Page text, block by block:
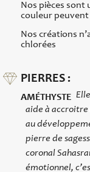
Nos pièces sont
couleur
Nos créations
chlorées
PIERRES :
AMÉTHYSTE
aide à accroitre
au
pierre de
coronal
émotionnel,